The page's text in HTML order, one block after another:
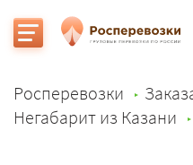
Росперевозки
Негабарит из Казани